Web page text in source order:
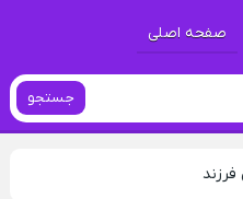
صفحه اصلی
جستجو